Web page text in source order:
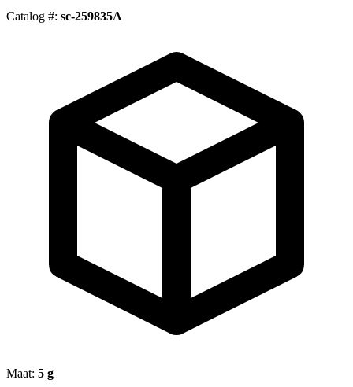
Catalog #: sc-259835A
Maat: 5 g